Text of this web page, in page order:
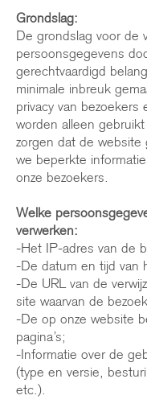
Grondslag:
De grondslag voor de
persoonsgegevens
gerechtvaardigd
minimale inbreuk
privacy van bezoekers
worden alleen
zorgen dat de website
we beperkte
onze bezoekers.
Welke
verwerken:
-Het IP-adres van de
-De datum en tijd van
-De URL van de
site waarvan de
-De op onze website
pagina’s;
-Informatie over de
(type en versie,
etc.).